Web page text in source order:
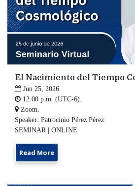
El Nacimiento del Tiempo
 Jun 25, 2026
 12:00 p.m. (UTC-6).
 Zoom.
Speaker: Patrocinio Pérez Pérez
SEMINAR | ONLINE
Read More